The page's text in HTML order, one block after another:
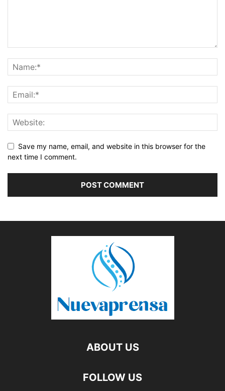
Save my name, email, and website in this browser for the
next time I comment.
ABOUT US
FOLLOW US